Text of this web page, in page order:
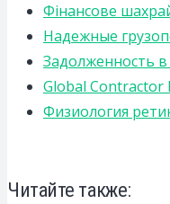
Фінансове
Надежные
Задолженность
Global
Физиология
Читайте также: